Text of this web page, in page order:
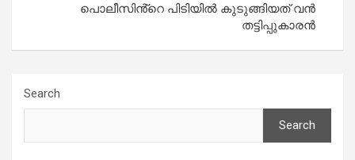
പൊലീസിൻ്റെ പിടിയിൽ കുടുങ്ങിയത് വൻ
തട്ടിപ്പുകാരൻ
Search
Search